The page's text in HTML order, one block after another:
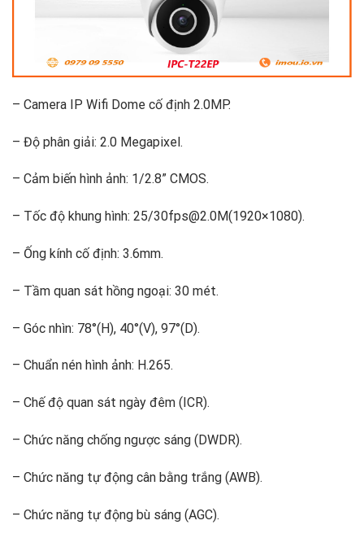
– Camera IP Wifi Dome cố định 2.0MP.
– Độ phân giải: 2.0 Megapixel.
– Cảm biến hình ảnh: 1/2.8” CMOS.
– Tốc độ khung hình: 25/30fps@2.0M(1920×1080).
– Ống kính cố định: 3.6mm.
– Tầm quan sát hồng ngoại: 30 mét.
– Góc nhìn: 78°(H), 40°(V), 97°(D).
– Chuẩn nén hình ảnh: H.265.
– Chế độ quan sát ngày đêm (ICR).
– Chức năng chống ngược sáng (DWDR).
– Chức năng tự động cân bằng trắng (AWB).
– Chức năng tự động bù sáng (AGC).